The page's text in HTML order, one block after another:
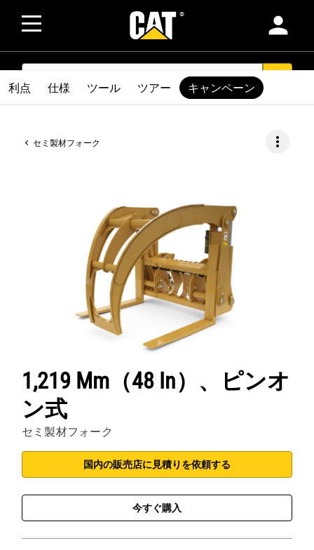
person
SEARCH
セミ製材フォーク more_vert
1,219 Mm（48 In）、ピンオ
ン式
セミ製材フォーク
国内の販売店に見積りを依頼する
今すぐ購入
利点 仕様 ツール ツアー キャンペーン